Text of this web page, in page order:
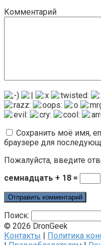
Комментарий
Сохранить моё имя,
браузере для
Пожалуйста, введите
семнадцать + 18 =
Поиск:
© 2026 DronGeek
Контакты | Политика